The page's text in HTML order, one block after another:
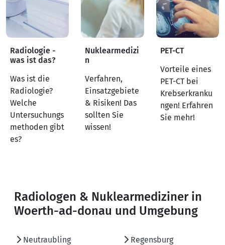
Radiologie -
was ist das?
Was ist die
Radiologie?
Welche
Untersuchungs
methoden gibt
es?
Nuklearmedizi
n
Verfahren,
Einsatzgebiete
& Risiken! Das
sollten Sie
wissen!
PET-CT
Vorteile eines
PET-CT bei
Krebserkranku
ngen! Erfahren
Sie mehr!
Radiologen & Nuklearmediziner in
Woerth-ad-donau und Umgebung
Neutraubling Regensburg